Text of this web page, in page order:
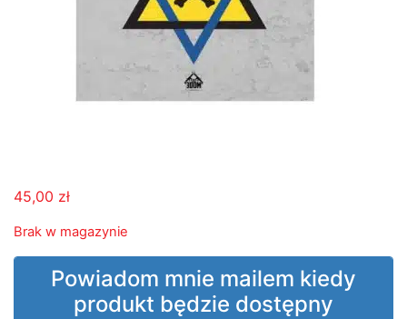
45,00 zł
Brak w magazynie
Powiadom mnie mailem kiedy
produkt będzie dostępny